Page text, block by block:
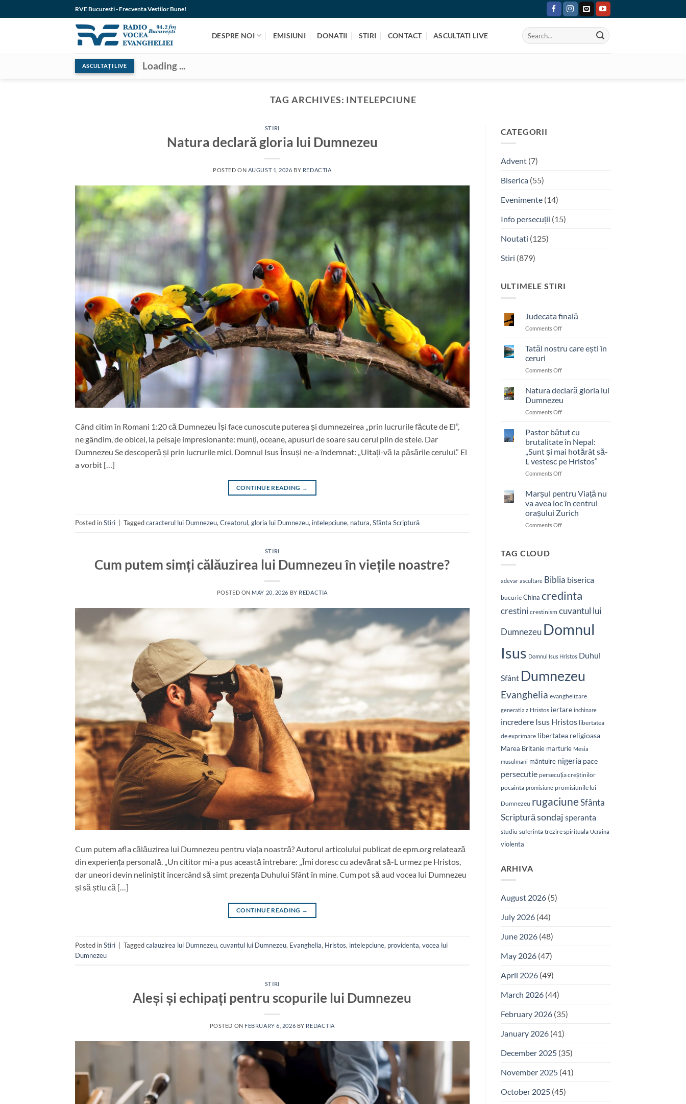
to
RVE Bucuresti - Frecventa Vestilor Bune!
DESPRE NOI EMISIUNI DONATII STIRI CONTACT ASCULTATI LIVE
ASCULTAȚI LIVE Loading ...
TAG ARCHIVES: INTELEPCIUNE
STIRI
Natura declară gloria lui Dumnezeu
POSTED ON AUGUST 1, 2026 BY REDACTIA
Când citim în Romani 1:20 că Dumnezeu Își face cunoscute puterea și dumnezeirea „prin lucrurile făcute de El”,
ne gândim, de obicei, la peisaje impresionante: munți, oceane, apusuri de soare sau cerul plin de stele. Dar
Dumnezeu Se descoperă și prin lucrurile mici. Domnul Isus Însuși ne-a îndemnat: „Uitați-vă la păsările cerului.” El
a vorbit […]
CONTINUE READING →
Posted inStiri Taggedcaracterul lui Dumnezeu, Creatorul, gloria lui Dumnezeu, intelepciune, natura, Sfânta Scriptură
STIRI
Cum putem simți călăuzirea lui Dumnezeu în viețile noastre?
POSTED ON MAY 20, 2026 BY REDACTIA
Cum putem afla călăuzirea lui Dumnezeu pentru viața noastră? Autorul articolului publicat de epm.org relatează
din experiența personală. „Un cititor mi-a pus această întrebare: „Îmi doresc cu adevărat să-L urmez pe Hristos,
dar uneori devin neliniștit încercând să simt prezența Duhului Sfânt în mine. Cum pot să aud vocea lui Dumnezeu
și să știu că […]
CONTINUE READING →
Posted inStiri Taggedcalauzirea lui Dumnezeu,cuvantul lui Dumnezeu, Evanghelia, Hristos, intelepciune, providenta,vocea lui
Dumnezeu
STIRI
Aleși și echipați pentru scopurile lui Dumnezeu
POSTED ON FEBRUARY 6, 2026 BY REDACTIA
CATEGORII
Advent(7)
Biserica(55)
Evenimente(14)
Info persecuții (15)
Noutati (125)
Stiri (879)
ULTIMELE STIRI
Judecata finală
Comments Offon
Tatăl nostru care ești în
ceruri
Comments Offon
nostru
care
ești
în
Natura declară gloria lui
Dumnezeu
Comments Offon
declară
gloria
lui
Dumnezeu
Pastor bătut cu
brutalitate în Nepal:
„Sunt și mai hotărât să-
L vestesc pe Hristos”
Comments Offon
bătut
cu
brutalitate
în
Nepal:
L
pe
Marșul pentru Viață nu
va avea loc în centrul
orașului Zurich
Comments Offon
avea
loc
în
orașului
TAG CLOUD
adevar ascultare Biblia biserica
bucurie China credinta
crestini crestinism cuvantul lui
Dumnezeu Domnul
Isus Domnul Isus Hristos Duhul
Sfânt Dumnezeu
Evanghelia evanghelizare
generatia z Hristos iertare inchinare
incredere Isus Hristos libertatea
de exprimare libertatea religioasa
Marea Britanie marturie Mesia
musulmani mântuire nigeria pace
persecutie persecuția creștinilor
pocainta promisiune promisiunile lui
Dumnezeu rugaciuneSfânta
Scripturăsondaj speranta
studiu suferinta trezire spirituala Ucraina
violenta
ARHIVA
August 2026(5)
July 2026(44)
June 2026(48)
May 2026(47)
April 2026(49)
March 2026(44)
February 2026(35)
January 2026(41)
December 2025(35)
November 2025(41)
October 2025(45)